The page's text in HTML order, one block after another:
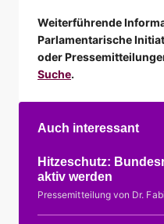
Weiterführende
Parlamentarische
oder
Suche.
Auch interessant
Hitzeschutz:
aktiv werden
Pressemitteilung von Dr.